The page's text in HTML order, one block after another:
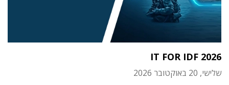
IT FOR IDF 2026
שלישי, 20 באוקטובר 2026